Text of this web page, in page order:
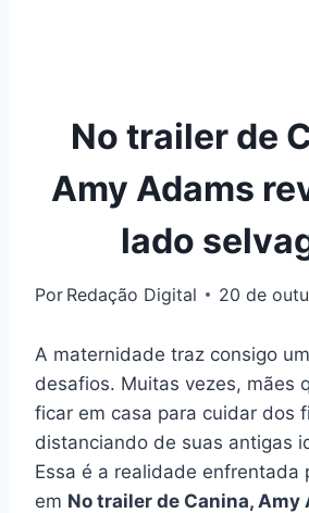
No trailer de
Amy Adams
lado
Por Redação Digital 20 de
A maternidade traz consigo
desafios. Muitas vezes, mães
ficar em casa para cuidar dos
distanciando de suas antigas
Essa é a realidade enfrentada
em No trailer de Canina, Amy